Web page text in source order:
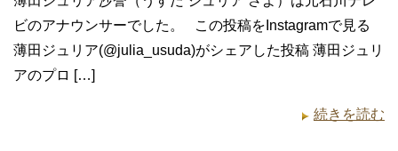
ビのアナウンサーでした。 この投稿をInstagramで見る
薄田ジュリア(@julia_usuda)がシェアした投稿 薄田ジュリ
アのプロ […]
続きを読む